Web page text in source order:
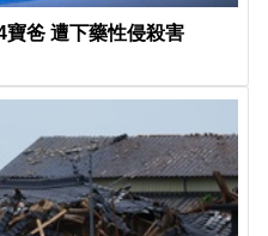
爸 遭下藥性侵殺害